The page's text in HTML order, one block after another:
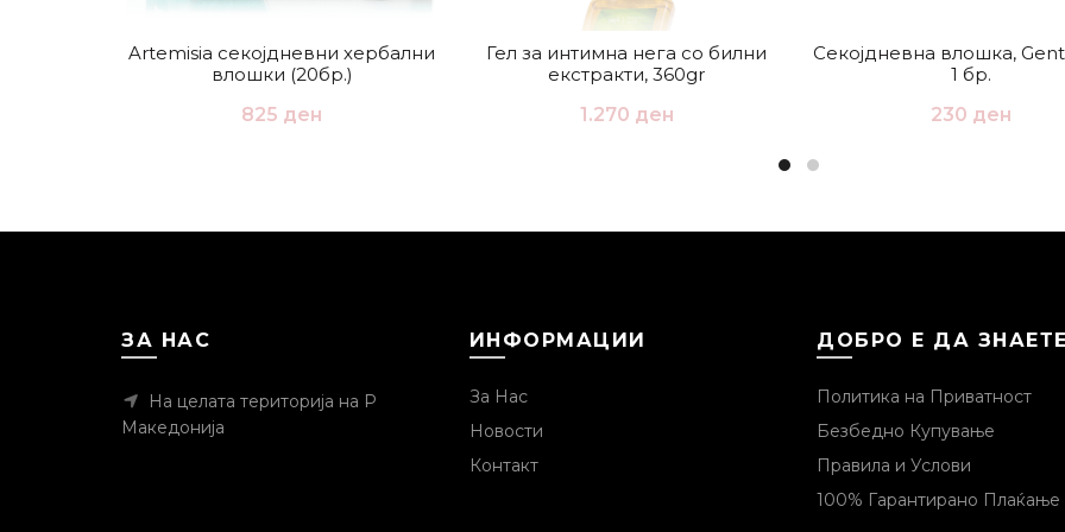
Artemisia секојдневни хербални
влошки (20бр.)
825 ден
Гел за интимна нега со билни
екстракти, 360gr
1.270 ден
Секојдневна влошка,
1 бр.
230 ден
ЗА НАС
На целата територија на Р
Македонија
ИНФОРМАЦИИ
За Нас
Новости
Контакт
ДОБРО Е ДА ЗНАЕТЕ
Политика на Приватност
Безбедно Купување
Правила и Услови
100% Гарантирано Плаќање